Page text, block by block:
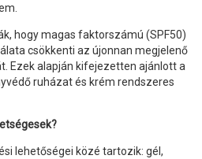
hogy magas faktorszámú (SPF50)
csökkenti az újonnan megjelenő
Ezek alapján kifejezetten ajánlott a
ruházat és krém rendszeres
lehetőségei közé tartozik: gél,